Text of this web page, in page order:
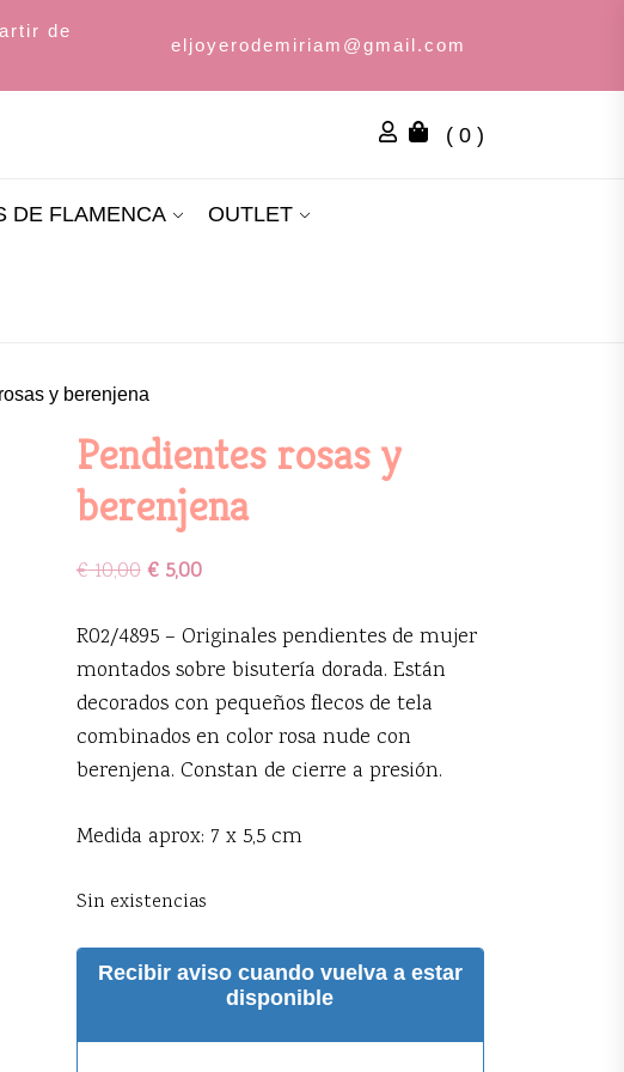
de
eljoyerodemiriam@gmail.com
( 0 )
DE FLAMENCA OUTLET
y berenjena
Pendientes rosas y
berenjena
€10,00 €5,00
R02/4895 – Originales pendientes de mujer
montados sobre bisutería dorada. Están
decorados con pequeños flecos de tela
combinados en color rosa nude con
berenjena. Constan de cierre a presión.
Medida aprox: 7 x 5,5 cm
Sin existencias
Recibir aviso cuando vuelva a estar
disponible